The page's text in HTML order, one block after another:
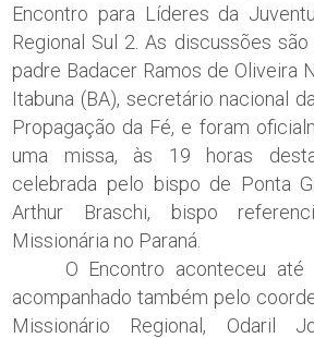
Encontro para Líderes da
Regional Sul 2. As discussões
padre Badacer Ramos de Oliveira
Itabuna (BA), secretário nacional
Propagação da Fé, e foram
uma missa, às 19 horas
celebrada pelo bispo de Ponta
Arthur Braschi, bispo
Missionária no Paraná.
O Encontro aconteceu até
acompanhado também pelo
Missionário Regional, Odaril